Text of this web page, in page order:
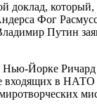
Фог
Путин
Йорке
входящих в